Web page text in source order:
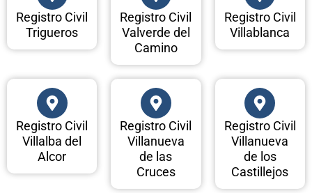
Registro Civil
Trigueros
Registro Civil
Valverde del
Camino
Registro Civil
Villablanca
Registro Civil
Villalba del
Alcor
Registro Civil
Villanueva
de las
Cruces
Registro Civil
Villanueva
de los
Castillejos